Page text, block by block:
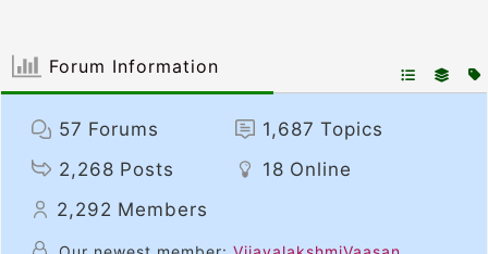
Forum Information
57 Forums 1,687 Topics
2,268 Posts 18 Online
2,292 Members